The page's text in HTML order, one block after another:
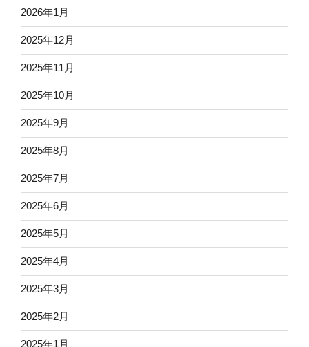
2026年1月
2025年12月
2025年11月
2025年10月
2025年9月
2025年8月
2025年7月
2025年6月
2025年5月
2025年4月
2025年3月
2025年2月
2025年1月